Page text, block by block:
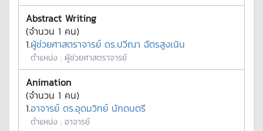
Abstract Writing
(จำนวน 1 คน)
1.ผู้ช่วยศาสตราจารย์ ดร.ปวีณา ฉัตรสูงเนิน
ตำแหน่ง : ผู้ช่วยศาสตราจารย์
Animation
(จำนวน 1 คน)
1.อาจารย์ ดร.อุดมวิทย์ นักดนตรี
ตำแหน่ง : อาจารย์